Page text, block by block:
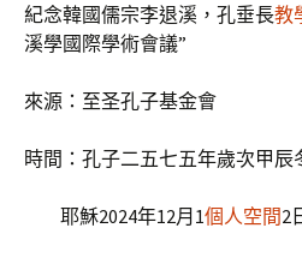
紀念韓國儒宗李退溪，孔垂長教
溪學國際學術會議”
來源：至圣孔子基金會
時間：孔子二五七五年歲次甲辰
耶穌2024年12月1個人空間2